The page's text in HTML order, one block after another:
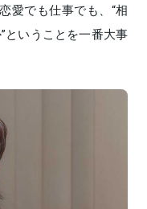
愛でも仕事でも、“相
ということを一番大事